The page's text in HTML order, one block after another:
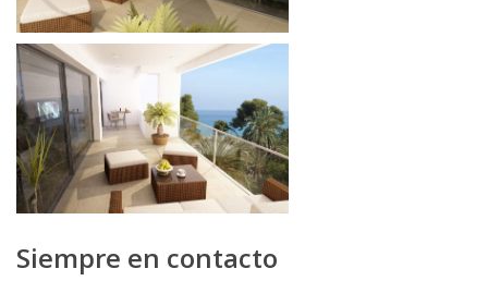
Siempre en contacto